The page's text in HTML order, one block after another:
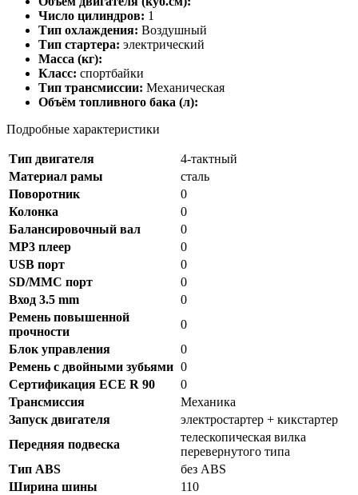
Число цилиндров: 1
Тип охлаждения: Воздушный
Тип стартера: электрический
Масса (кг):
Класс: спортбайки
Тип трансмиссии: Механическая
Объём топливного бака (л):
Подробные характеристики
Тип двигателя
4-тактный
Материал рамы
сталь
Поворотник
0
Колонка
0
Балансировочный вал
0
MP3 плеер
0
USB порт
0
SD/MMC порт
0
Вход 3.5 mm
0
Ремень повышенной
прочности
0
Блок управления
0
Ремень с двойными зубьями 0
Сертификация ECE R 90
0
Трансмиссия
Механика
Запуск двигателя
электростартер + кикстартер
Передняя подвеска
телескопическая вилка
перевернутого типа
Тип ABS
без ABS
Ширина шины
110